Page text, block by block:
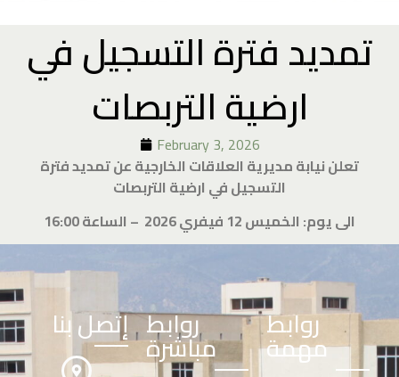
تمديد فترة التسجيل في
ارضية التربصات
February 3, 2026
تعلن نيابة مديرية العلاقات الخارجية عن تمديد فترة
التسجيل في ارضية التربصات
الى يوم: الخميس 12 فيفري 2026 – الساعة 16:00
روابط
مهمة
روابط
مباشرة
إتصل بنا